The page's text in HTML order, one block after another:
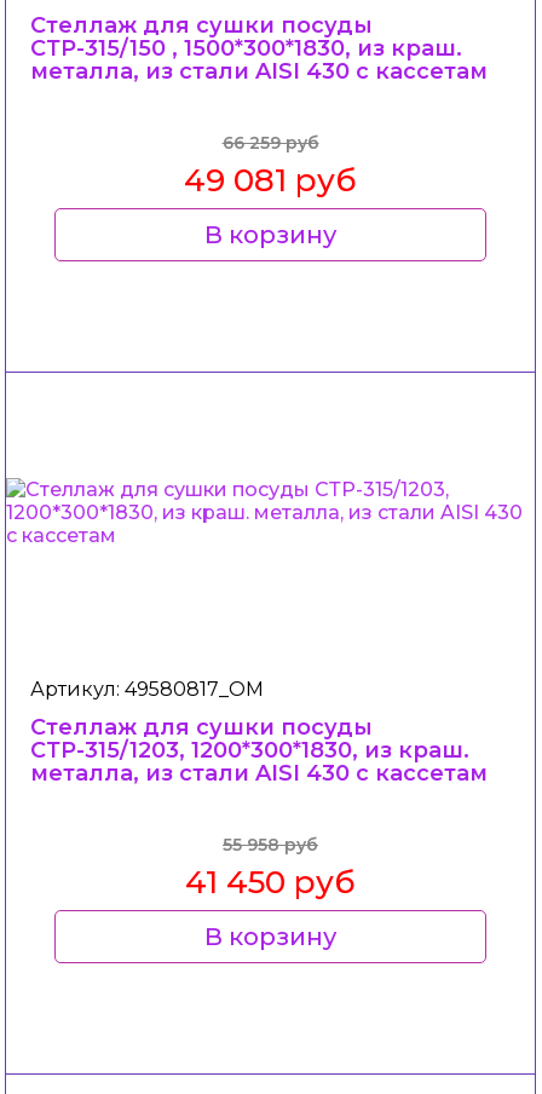
Стеллаж для сушки посуды
СТР-315/150 , 1500*300*1830, из краш.
металла, из стали AISI 430 c кассетам
66 259 руб
49 081 руб
В корзину
Артикул: 49580817_ОМ
Стеллаж для сушки посуды
СТР-315/1203, 1200*300*1830, из краш.
металла, из стали AISI 430 c кассетам
55 958 руб
41 450 руб
В корзину